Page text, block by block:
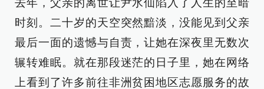
去年，父亲的离世让尹水仙陷入了人生的至暗
时刻。二十岁的天空突然黯淡，没能见到父亲
最后一面的遗憾与自责，让她在深夜里无数次
辗转难眠。就在那段迷茫的日子里，她在网络
上看到了许多前往非洲贫困地区志愿服务的故